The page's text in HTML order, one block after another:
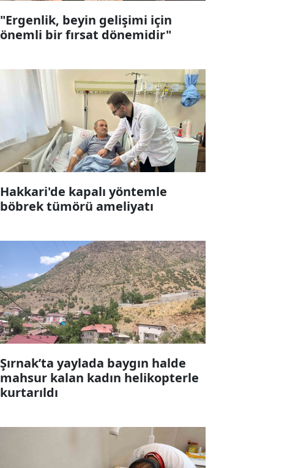
"Ergenlik, beyin gelişimi için
önemli bir fırsat dönemidir"
Hakkari'de kapalı yöntemle
böbrek tümörü ameliyatı
Şırnak’ta yaylada baygın halde
mahsur kalan kadın helikopterle
kurtarıldı